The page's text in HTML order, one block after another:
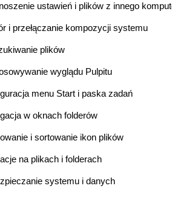
ustawień i plików z innego
i przełączanie kompozycji systemu
plików
wyglądu Pulpitu
menu Start i paska zadań
w oknach folderów
i sortowanie ikon plików
na plikach i folderach
systemu i danych